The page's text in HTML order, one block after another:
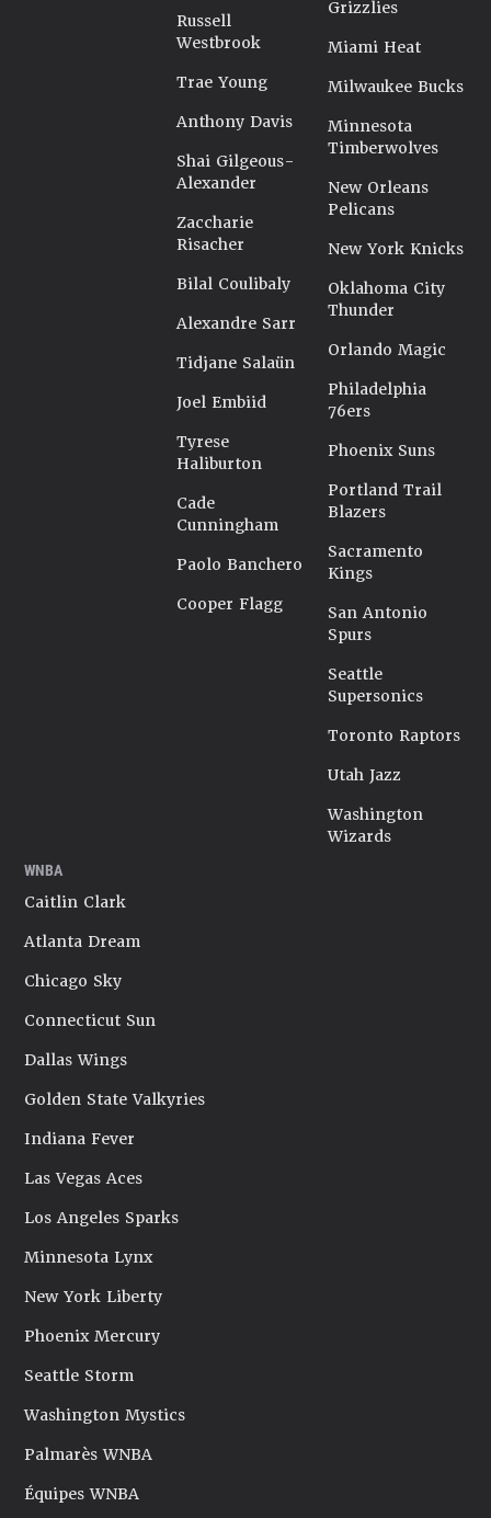
Russell
Westbrook
Trae Young
Anthony Davis
Shai Gilgeous-
Alexander
Zaccharie
Risacher
Bilal Coulibaly
Alexandre Sarr
Tidjane Salaün
Joel Embiid
Tyrese
Haliburton
Cade
Cunningham
Paolo Banchero
Cooper Flagg
Grizzlies
Miami Heat
Milwaukee Bucks
Minnesota
Timberwolves
New Orleans
Pelicans
New York Knicks
Oklahoma City
Thunder
Orlando Magic
Philadelphia
76ers
Phoenix Suns
Portland Trail
Blazers
Sacramento
Kings
San Antonio
Spurs
Seattle
Supersonics
Toronto Raptors
Utah Jazz
Washington
Wizards
WNBA
Caitlin Clark
Atlanta Dream
Chicago Sky
Connecticut Sun
Dallas Wings
Golden State Valkyries
Indiana Fever
Las Vegas Aces
Los Angeles Sparks
Minnesota Lynx
New York Liberty
Phoenix Mercury
Seattle Storm
Washington Mystics
Palmarès WNBA
Équipes WNBA